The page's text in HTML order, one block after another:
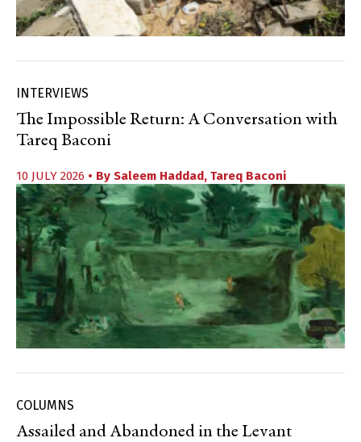
INTERVIEWS
The Impossible Return: A Conversation with
Tareq Baconi
10 JULY 2026 • By Saleem Haddad, Tareq Baconi
COLUMNS
Assailed and Abandoned in the Levant